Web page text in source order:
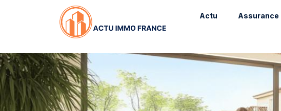
Actu Assurance